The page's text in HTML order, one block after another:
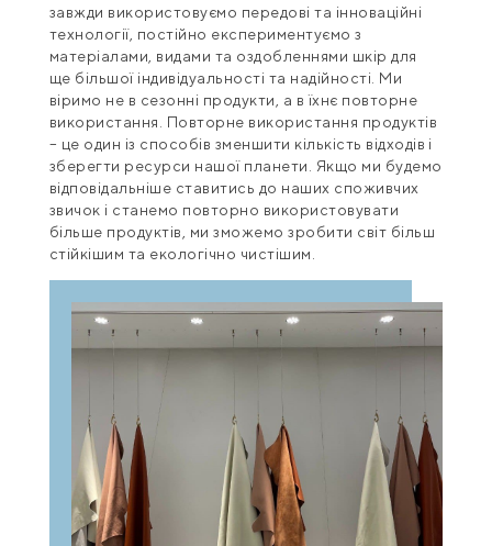
завжди використовуємо передові та інноваційні
технології, постійно експериментуємо з
матеріалами, видами та оздобленнями шкір для
ще більшої індивідуальності та надійності. Ми
віримо не в сезонні продукти, а в їхнє повторне
використання. Повторне використання продуктів
– це один із способів зменшити кількість відходів і
зберегти ресурси нашої планети. Якщо ми будемо
відповідальніше ставитись до наших споживчих
звичок і станемо повторно використовувати
більше продуктів, ми зможемо зробити світ більш
стійкішим та екологічно чистішим.